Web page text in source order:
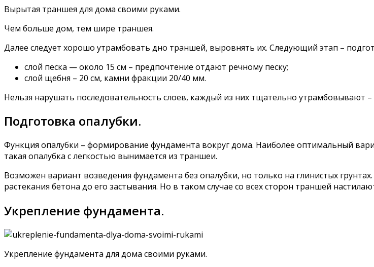
Вырытая траншея для дома своими руками.
Чем больше дом, тем шире траншея.
Далее следует хорошо утрамбовать дно траншей, выровнять их. Следующий этап –
слой песка — около 15 см – предпочтение отдают речному песку;
слой щебня – 20 см, камни фракции 20/40 мм.
Нельзя нарушать последовательность слоев, каждый из них тщательно утрамбовывают
Подготовка опалубки.
Функция опалубки – формирование фундамента вокруг дома. Наиболее оптимальный
такая опалубка с легкостью вынимается из траншеи.
Возможен вариант возведения фундамента без опалубки, но только на глинистых
растекания бетона до его застывания. Но в таком случае со всех сторон траншей
Укрепление фундамента.
Укрепление фундамента для дома своими руками.